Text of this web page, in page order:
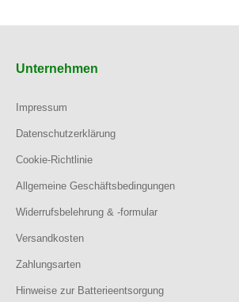
Unternehmen
Impressum
Datenschutzerklärung
Cookie-Richtlinie
Allgemeine Geschäftsbedingungen
Widerrufsbelehrung & -formular
Versandkosten
Zahlungsarten
Hinweise zur Batterieentsorgung